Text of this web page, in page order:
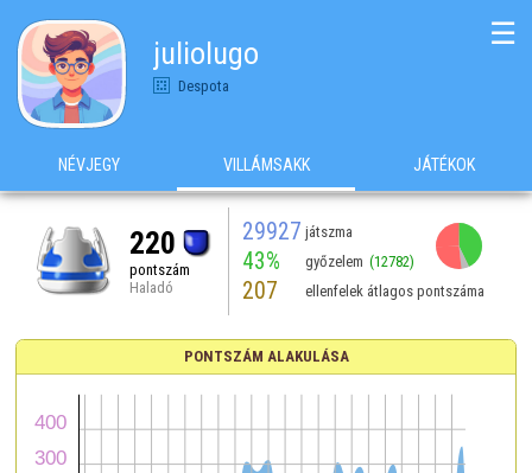
juliolugo
Despota
☰
NÉVJEGY VILLÁMSAKK JÁTÉKOK
220
pontszám
Haladó
29927 játszma
43% győzelem (12782)
207 ellenfelek átlagos pontszáma
PONTSZÁM ALAKULÁSA